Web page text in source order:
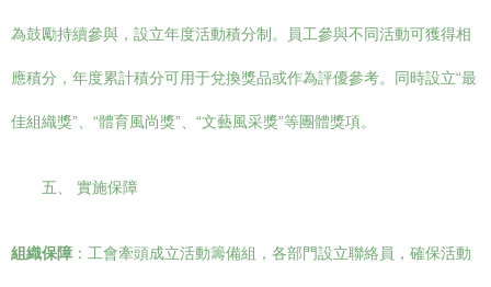
為鼓勵持續參與，設立年度活動積分制。員工參與不同活動可獲得相
應積分，年度累計積分可用于兌換獎品或作為評優參考。同時設立“最
佳組織獎”、“體育風尚獎”、“文藝風采獎”等團體獎項。
五、 實施保障
組織保障 ：工會牽頭成立活動籌備組，各部門設立聯絡員，確保活動